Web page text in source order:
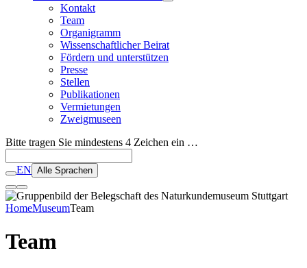
Kontakt
Team
Organigramm
Wissenschaftlicher Beirat
Fördern und unterstützen
Presse
Stellen
Publikationen
Vermietungen
Zweigmuseen
Bitte tragen Sie mindestens 4 Zeichen ein …
EN Alle Sprachen
HomeMuseumTeam
Team